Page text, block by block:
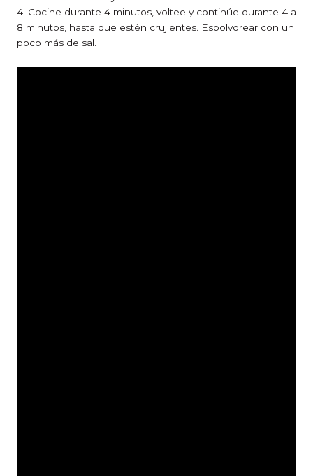
4. Cocine durante 4 minutos, voltee y continúe durante 4 a
8 minutos, hasta que estén crujientes. Espolvorear con un
poco más de sal.